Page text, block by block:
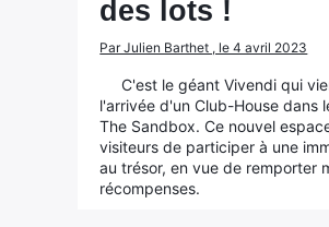
des lots !
Par Julien Barthet , le 4 avril 2023
C'est le géant Vivendi qui
l'arrivée d'un Club-House dans
The Sandbox. Ce nouvel
visiteurs de participer à une
au trésor, en vue de remporter
récompenses.